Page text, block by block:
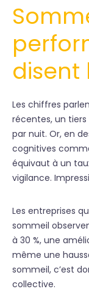
disent
Les chiffres
récentes, un
par nuit. Or, en
cognitives
équivaut à un
vigilance.
Les entreprises
sommeil
à 30 %, une
même une
sommeil, c’est
collective.